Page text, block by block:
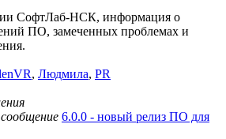
СофтЛаб-НСК, информация о
ПО, замеченных проблемах и
, Людмила, PR
6.0.0 - новый релиз ПО для